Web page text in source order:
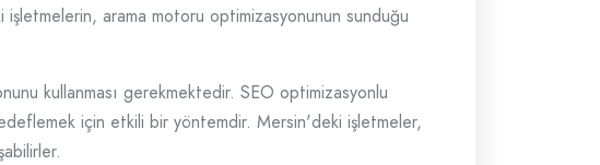
arama motoru optimizasyonunun sunduğu
kullanması gerekmektedir. SEO optimizasyonlu
için etkili bir yöntemdir. Mersin'deki işletmeler,